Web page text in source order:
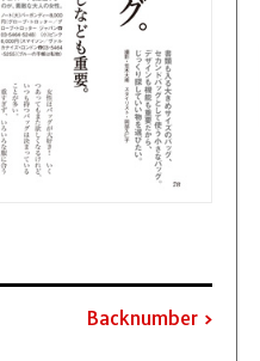
Backnumber